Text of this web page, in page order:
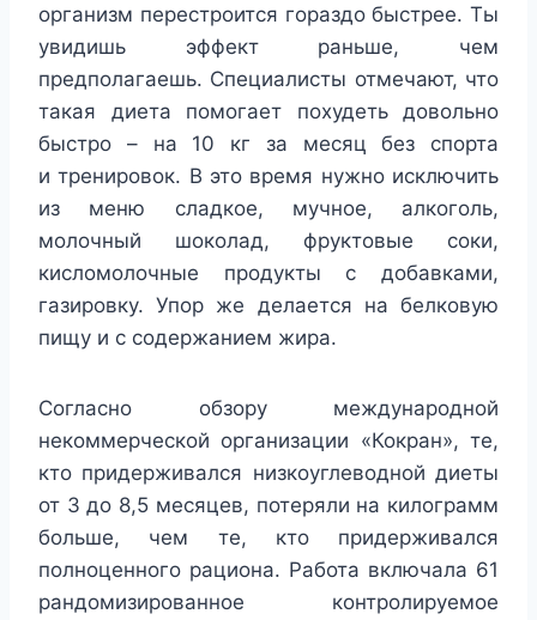
организм перестроится гораздо быстрее. Ты
увидишь эффект раньше, чем
предполагаешь. Специалисты отмечают, что
такая диета помогает похудеть довольно
быстро – на 10 кг за месяц без спорта
и тренировок. В это время нужно исключить
из меню сладкое, мучное, алкоголь,
молочный шоколад, фруктовые соки,
кисломолочные продукты с добавками,
газировку. Упор же делается на белковую
пищу и с содержанием жира.
Согласно обзору международной
некоммерческой организации «Кокран», те,
кто придерживался низкоуглеводной диеты
от 3 до 8,5 месяцев, потеряли на килограмм
больше, чем те, кто придерживался
полноценного рациона. Работа включала 61
рандомизированное контролируемое